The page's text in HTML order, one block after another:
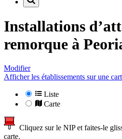
Installations
remorque à
Modifier
Afficher les établissements sur une
Liste
Carte
Cliquez sur le NIP et faites-le
carte.